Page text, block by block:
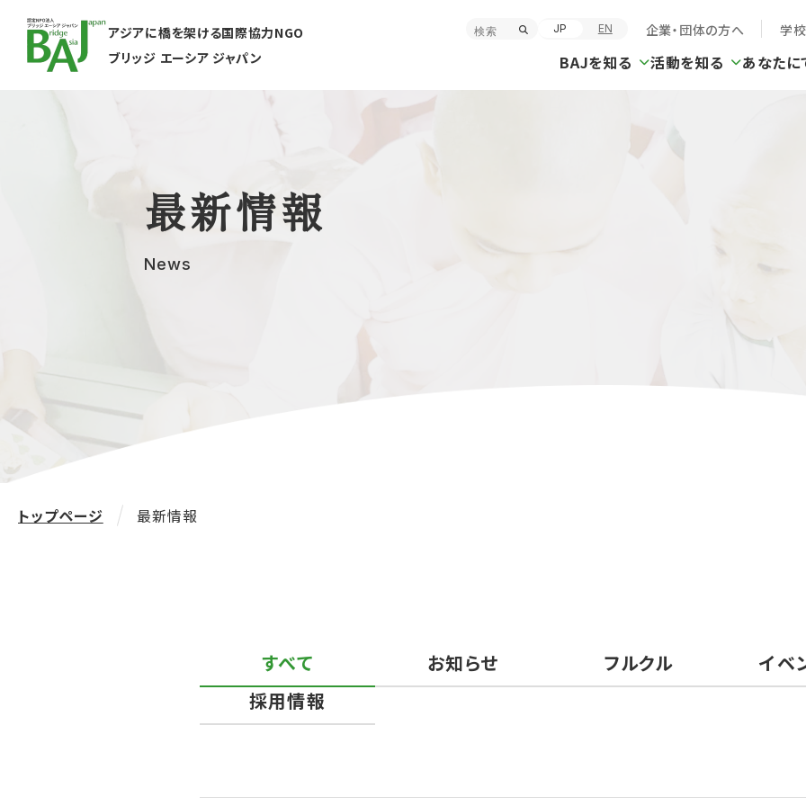
アジアに橋を架ける国際協力NGO
ブリッジ エーシア ジャパン
JP EN 企業・団体の方へ 学
BAJを知る 活動を知る あなたに
最新情報
News
トップページ 最新情報
すべて お知らせ フルクル
イベ
採用情報